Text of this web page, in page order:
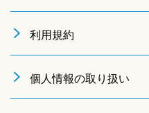
利用規約
個人情報の取り扱い